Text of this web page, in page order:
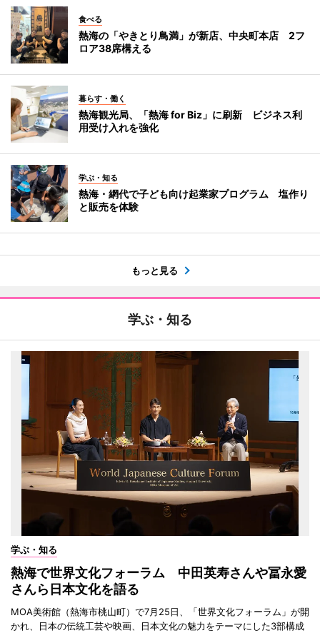
食べる
熱海の「やきとり鳥満」が新店、中央町本店 2フ
ロア38席構える
暮らす・働く
熱海観光局、「熱海 for Biz」に刷新 ビジネス利
用受け入れを強化
学ぶ・知る
熱海・網代で子ども向け起業家プログラム 塩作り
と販売を体験
もっと見る
学ぶ・知る
学ぶ・知る
熱海で世界文化フォーラム 中田英寿さんや冨永愛
さんら日本文化を語る
MOA美術館（熱海市桃山町）で7月25日、「世界文化フォーラム」が開
かれ、日本の伝統工芸や映画、日本文化の魅力をテーマにした3部構成